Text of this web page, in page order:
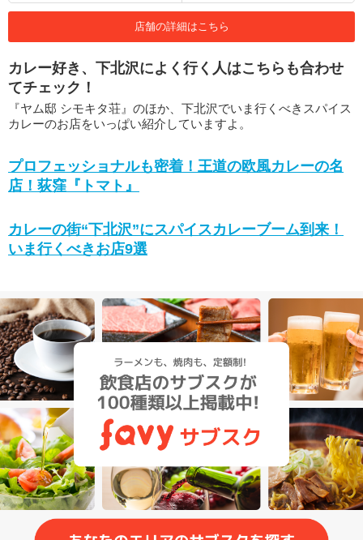
店舗の詳細はこちら
カレー好き、下北沢によく行く人はこちらも合わせ
てチェック！
『ヤム邸 シモキタ荘』のほか、下北沢でいま行くべきスパイス
カレーのお店をいっぱい紹介していますよ。
プロフェッショナルも密着！王道の欧風カレーの名
店！荻窪『トマト』
カレーの街“下北沢”にスパイスカレーブーム到来！
いま行くべきお店9選